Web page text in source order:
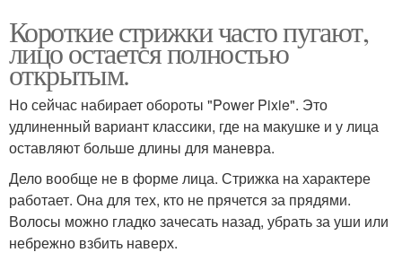
Короткие стрижки часто пугают,
лицо остается полностью
открытым.
Но сейчас набирает обороты "Power Pixie". Это
удлиненный вариант классики, где на макушке и у лица
оставляют больше длины для маневра.
Дело вообще не в форме лица. Стрижка на характере
работает. Она для тех, кто не прячется за прядями.
Волосы можно гладко зачесать назад, убрать за уши или
небрежно взбить наверх.